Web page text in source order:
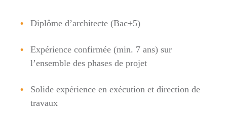
Diplôme d’architecte (Bac+5)
Expérience confirmée (min. 7 ans) sur
l’ensemble des phases de projet
Solide expérience en exécution et direction de
travaux